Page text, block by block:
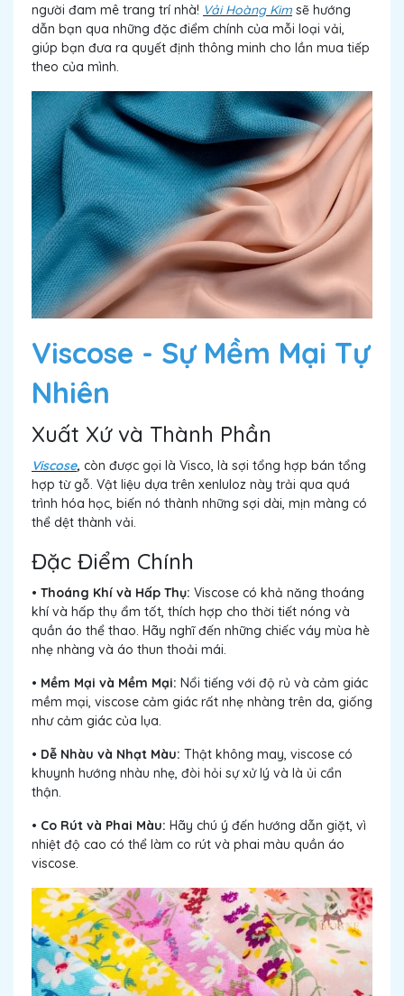
người đam mê trang trí nhà! Vải Hoàng Kim sẽ hướng
dẫn bạn qua những đặc điểm chính của mỗi loại vải,
giúp bạn đưa ra quyết định thông minh cho lần mua tiếp
theo của mình.
Viscose - Sự Mềm Mại Tự
Nhiên
Xuất Xứ và Thành Phần
Viscose, còn được gọi là Visco, là sợi tổng hợp bán tổng
hợp từ gỗ. Vật liệu dựa trên xenluloz này trải qua quá
trình hóa học, biến nó thành những sợi dài, mịn màng có
thể dệt thành vải.
Đặc Điểm Chính
• Thoáng Khí và Hấp Thụ: Viscose có khả năng thoáng
khí và hấp thụ ẩm tốt, thích hợp cho thời tiết nóng và
quần áo thể thao. Hãy nghĩ đến những chiếc váy mùa hè
nhẹ nhàng và áo thun thoải mái.
• Mềm Mại và Mềm Mại: Nổi tiếng với độ rủ và cảm giác
mềm mại, viscose cảm giác rất nhẹ nhàng trên da, giống
như cảm giác của lụa.
• Dễ Nhàu và Nhạt Màu: Thật không may, viscose có
khuynh hướng nhàu nhẹ, đòi hỏi sự xử lý và là ủi cẩn
thận.
• Co Rút và Phai Màu: Hãy chú ý đến hướng dẫn giặt, vì
nhiệt độ cao có thể làm co rút và phai màu quần áo
viscose.